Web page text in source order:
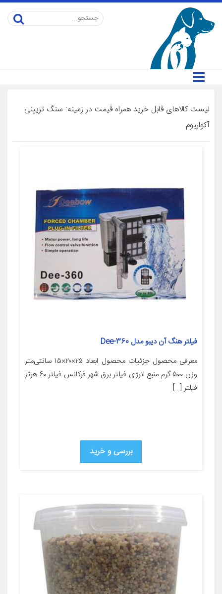
لیست کالاهای قابل خرید همراه قیمت در زمینه: سنگ تزیینی
آکواریوم
فیلتر هنگ آن دیبو مدل Dee-360
معرفی محصول جزئیات محصول ابعاد ۲۵×۲۰×۱۵ سانتی‌متر
وزن ۵۰۰ گرم منبع انرژی فیلتر برق شهر فرکانس فیلتر ۶۰ هرتز
فیلتر […]
بررسی و خرید